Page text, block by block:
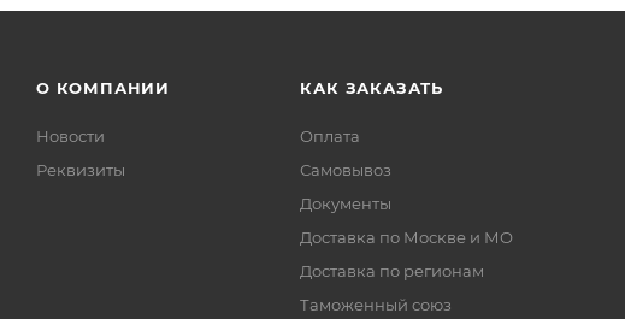
О КОМПАНИИ
Новости
Реквизиты
КАК ЗАКАЗАТЬ
Оплата
Самовывоз
Документы
Доставка по Москве и МО
Доставка по регионам
Таможенный союз